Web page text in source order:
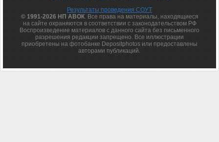
Результаты проведения СОУТ
© 1991-2026 НП АВОК. Все права на материалы, находящиеся
на сайте охраняются в соответствии с законодательством РФ
Воспроизведение материалов с данного сайта без письменного
разрешения редакции запрещено. Все иллюстрации
приобретены на фотобанке Depositphotos или предоставлены
авторами публикаций.